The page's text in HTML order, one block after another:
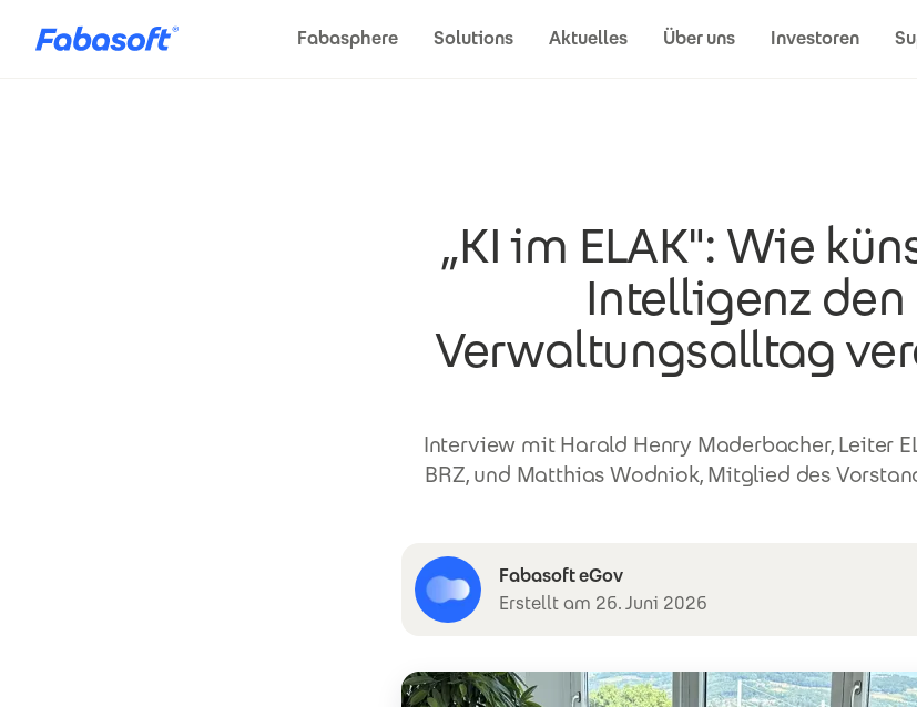
Fabasphere
Solutions Aktuelles Über uns Investoren
„KI im ELAK": Wie
Intelligenz den
Verwaltungsalltag
Interview mit Harald Henry Maderbacher, Leiter
BRZ, und Matthias Wodniok, Mitglied des
Fabasoft eGov
Erstellt am 26. Juni 2026